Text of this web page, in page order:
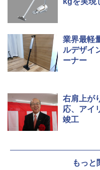
業界最軽
ルデザイ
ーナー
右肩上が
応、アイ
竣工
もっと